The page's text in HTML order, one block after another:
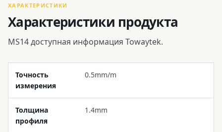
ХАРАКТЕРИСТИКИ
Характеристики продукта
MS14 доступная информация Towaytek.
Точность
измерения
0.5mm/m
Толщина
профиля
1.4mm